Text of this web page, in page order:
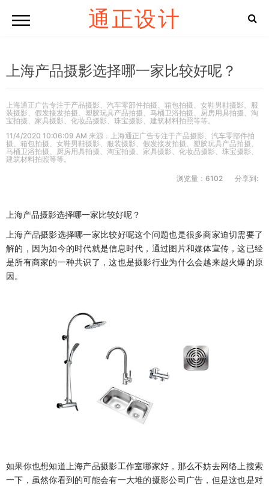
通正设计
上海产品摄影选择哪一家比较好呢？
上海通正广告专注于产品摄影、汽车零部件拍摄、箱包拍摄、女鞋男鞋摄影、服
装摄影、假发接发拍摄、塑胶玩具产品拍摄、马桶卫浴拍摄、厨房用具拍摄、淘
宝拍摄、家具摄影、化妆品摄影、珠宝摄影、建筑材料拍照等等。
11/4/2020 10:06:09 AM 来源：上海通正广告专注于产品摄影、汽车零部件拍
摄、箱包拍摄、女鞋男鞋摄影、服装摄影、假发接发拍摄、塑胶玩具产品拍摄、
马桶卫浴拍摄、厨房用具拍摄、淘宝拍摄、家具摄影、化妆品摄影、珠宝摄影、
建筑材料拍照等等。
浏览量：6102 分享到:
上海产品摄影选择哪一家比较好呢？
上海产品摄影选择哪一家比较好呢这个问题也是很多商家迫切需要了
解的，因为如今的时代就是信息时代，通过图片和媒体宣传，这已经
是所有商家的一种共识了，这也是摄影行业为什么会越来越火爆的原
因。
如果你也想知道上海产品摄影工作室哪家好，那么不妨去网络上搜索
一下，虽然你看到的可能会有一大堆的摄影公司广告，但是这也是对